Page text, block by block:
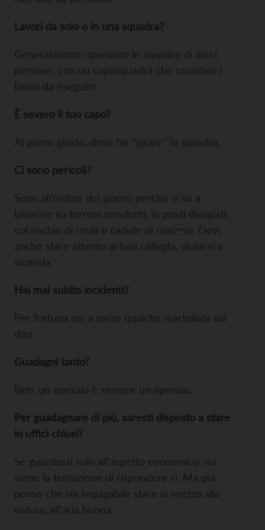
Lavori da solo o in una squadra?
Generalmente operiamo in squadre di dieci
persone, con un caposquadra che coordina i
lavori da eseguire.
È severo il tuo capo?
Al punto giusto, deve far “girare” la squadra.
Ci sono pericoli?
Sono all’ordine del giorno perché si va a
lavorare su terreni pendenti, in posti disagiati,
col rischio di crolli o cadute di massi. Devi
anche stare attento ai tuoi colleghi, aiutarsi a
vicenda.
Hai mai subito incidenti?
Per fortuna no, a parte qualche martellata sul
dito.
Guadagni tanto?
Beh, un operaio è sempre un operaio.
Per guadagnare di più, saresti disposto a stare
in uffici chiusi?
Se guardassi solo all’aspetto economico, mi
viene la tentazione di rispondere sì. Ma poi
penso che sia impagabile stare in mezzo alla
natura, all’aria buona.